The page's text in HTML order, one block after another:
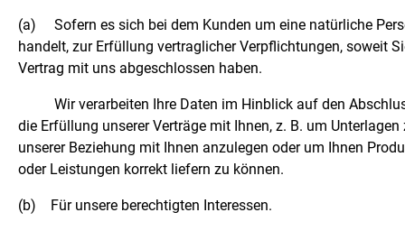
(a)
Sofern es sich bei dem Kunden um eine natürliche
handelt, zur Erfüllung vertraglicher Verpflichtungen, soweit
Vertrag mit uns abgeschlossen haben.
Wir verarbeiten Ihre Daten im Hinblick auf den
die Erfüllung unserer Verträge mit Ihnen, z. B. um Unterlagen
unserer Beziehung mit Ihnen anzulegen oder um Ihnen
oder Leistungen korrekt liefern zu können.
(b) Für unsere berechtigten Interessen.